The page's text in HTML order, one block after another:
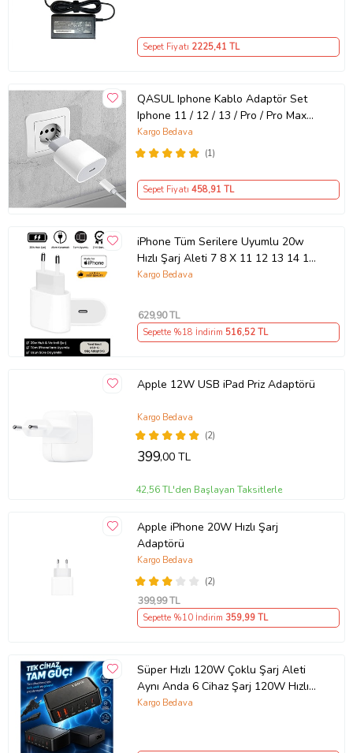
Sepet Fiyatı 2225,41 TL
QASUL Iphone Kablo Adaptör Set
Iphone 11 / 12 / 13 / Pro / Pro Max
Uyumlu Şarj Aleti Seti
(1)
Kargo Bedava
Sepet Fiyatı 458,91 TL
iPhone Tüm Serilere Uyumlu 20w
Hızlı Şarj Aleti 7 8 X 11 12 13 14 15
16 İçin Type-C Girişli Adaptör
Kargo Bedava
629,90 TL
Sepette %18 İndirim 516,52 TL
Apple 12W USB iPad Priz Adaptörü
(2)
Kargo Bedava
399,00 TL
42,56 TL'den Başlayan Taksitlerle
Apple iPhone 20W Hızlı Şarj
Adaptörü
(2)
Kargo Bedava
399,99 TL
Sepette %10 İndirim 359,99 TL
Süper Hızlı 120W Çoklu Şarj Aleti
Aynı Anda 6 Cihaz Şarj 120W Hızlı
Şarj İstasyonu Çoklu USB & Type-C
Kargo Bedava